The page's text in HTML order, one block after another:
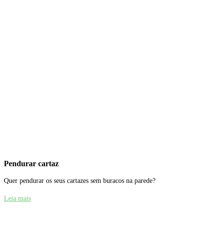
Pendurar cartaz
Quer pendurar os seus cartazes sem buracos na parede?
Leia mais